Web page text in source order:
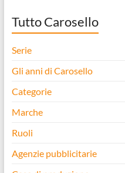
Tutto Carosello
Serie
Gli anni di Carosello
Categorie
Marche
Ruoli
Agenzie pubblicitarie